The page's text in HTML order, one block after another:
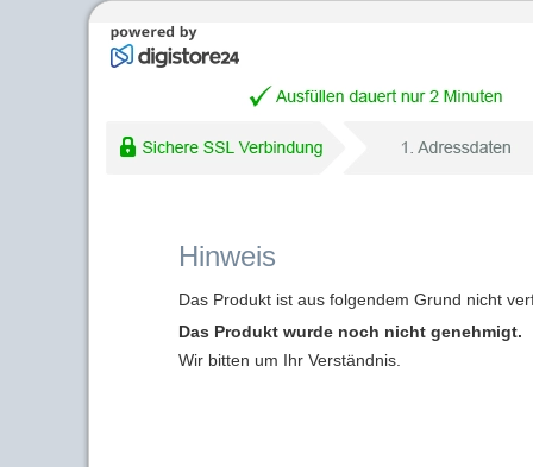
Hinweis
Das Produkt ist aus folgendem Grund nicht
Das Produkt wurde noch nicht genehmigt.
Wir bitten um Ihr Verständnis.